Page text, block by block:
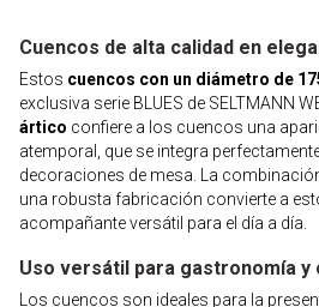
Cuencos de alta calidad en
Estos cuencos con un diámetro de
exclusiva serie BLUES de SELTMANN
ártico confiere a los cuencos una
atemporal, que se integra
decoraciones de mesa. La
una robusta fabricación convierte a
acompañante versátil para el día a día.
Uso versátil para gastronomía y
Los cuencos son ideales para la